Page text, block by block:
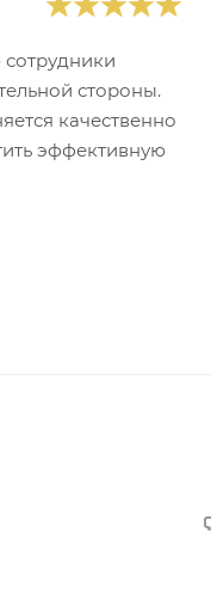
стороны.
качественно
эффективную